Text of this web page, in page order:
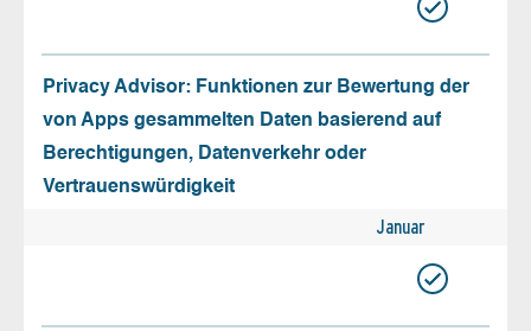
Privacy Advisor: Funktionen zur Bewertung der
von Apps gesammelten Daten basierend auf
Berechtigungen, Datenverkehr oder
Vertrauenswürdigkeit
Januar